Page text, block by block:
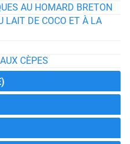
AU HOMARD BRETON
LAIT DE COCO ET À LA
CÈPES